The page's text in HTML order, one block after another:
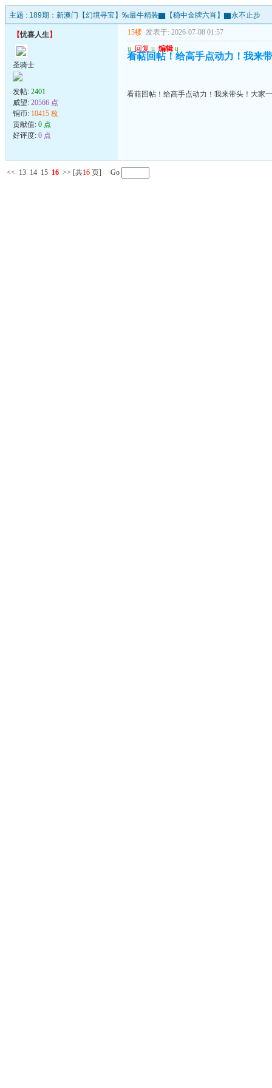
主题 : 189期：新澳门【幻境寻宝】‰最牛精装▇【稳中金牌六肖】▇永不止步
【忧喜人生】
圣骑士
发帖: 2401
威望: 20566 点
铜币: 10415 枚
贡献值: 0 点
好评度: 0 点
15楼 发表于: 2026-07-08 01:57
u 回复 u 编辑 u
看萜回帖！给高手点动力！我来
看萜回帖！给高手点动力！我来带头！大家
<< 13 14 15 16 >> [共16 页] Go